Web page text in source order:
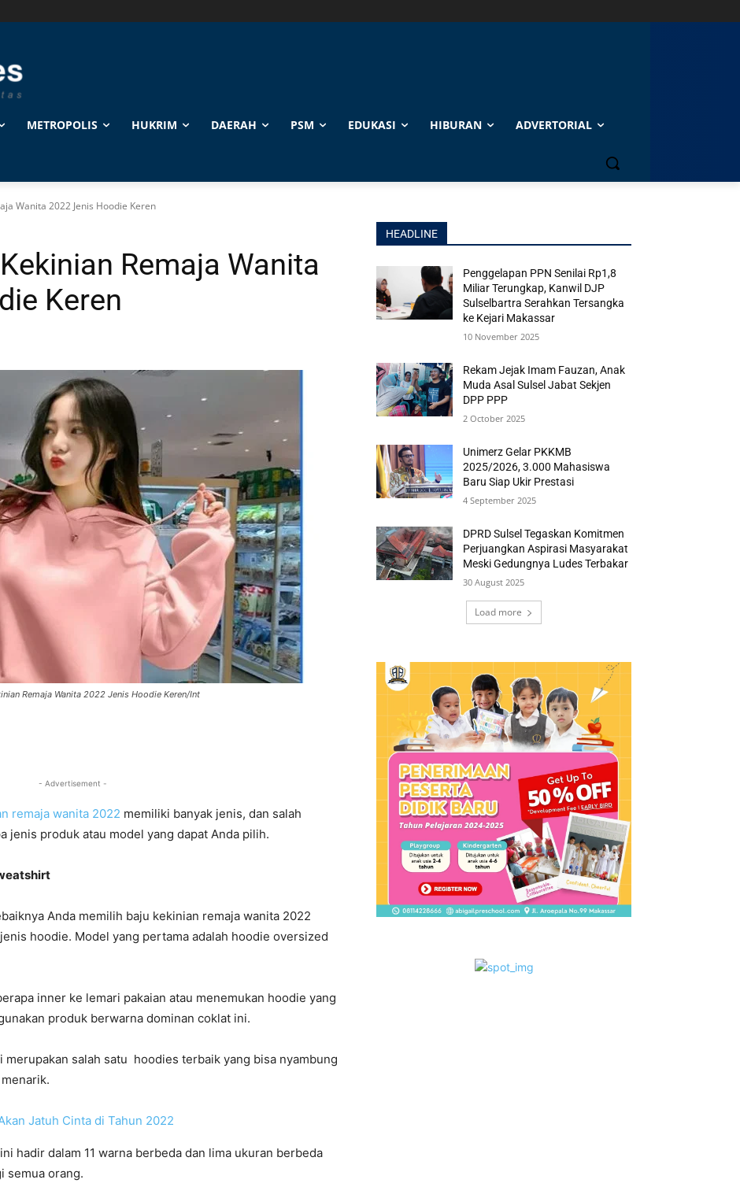
METROPOLIS HUKRIM DAERAH PSM EDUKASI HIBURAN ADVERTORIAL
Wanita 2022 Jenis Hoodie Keren
Remaja Wanita
Keren
Remaja Wanita 2022 Jenis Hoodie Keren/Int
- Advertisement -
remaja wanita 2022 memiliki banyak jenis, dan salah
jenis produk atau model yang dapat Anda pilih.
Anda memilih baju kekinian remaja wanita 2022
hoodie. Model yang pertama adalah hoodie oversized
inner ke lemari pakaian atau menemukan hoodie yang
produk berwarna dominan coklat ini.
merupakan salah satu hoodies terbaik yang bisa nyambung
Jatuh Cinta di Tahun 2022
hadir dalam 11 warna berbeda dan lima ukuran berbeda
semua orang.
HEADLINE
Penggelapan PPN Senilai Rp1,8
Miliar Terungkap, Kanwil DJP
Sulselbartra Serahkan Tersangka
ke Kejari Makassar
10 November 2025
Rekam Jejak Imam Fauzan, Anak
Muda Asal Sulsel Jabat Sekjen
DPP PPP
2 October 2025
Unimerz Gelar PKKMB
2025/2026, 3.000 Mahasiswa
Baru Siap Ukir Prestasi
4 September 2025
DPRD Sulsel Tegaskan Komitmen
Perjuangkan Aspirasi Masyarakat
Meski Gedungnya Ludes Terbakar
30 August 2025
Load more